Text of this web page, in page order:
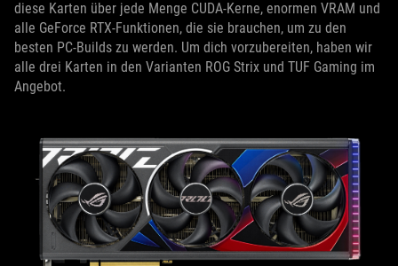
diese Karten über jede Menge CUDA-Kerne, enormen VRAM und
alle GeForce RTX-Funktionen, die sie brauchen, um zu den
besten PC-Builds zu werden. Um dich vorzubereiten, haben wir
alle drei Karten in den Varianten ROG Strix und TUF Gaming im
Angebot.